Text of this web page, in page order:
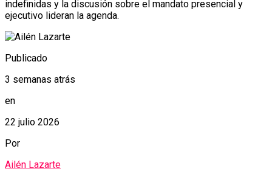
indefinidas y la discusión sobre el mandato presencial y
ejecutivo lideran la agenda.
Publicado
3 semanas atrás
en
22 julio 2026
Por
Ailén Lazarte